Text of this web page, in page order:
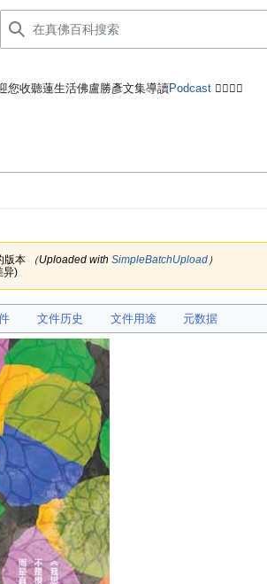
您收聽蓮生活佛盧勝彥文集導讀Podcast 🙋‍♂️🙋‍♀️
版本 （Uploaded with SimpleBatchUpload）
异)
文件历史 文件用途 元数据